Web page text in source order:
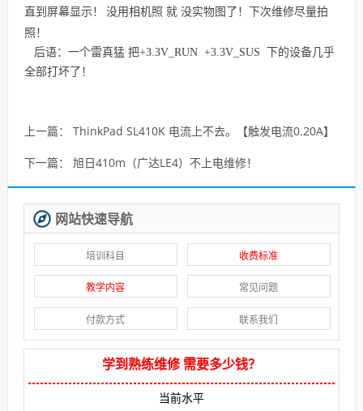
直到屏幕显示！
没用相机照 就 没实物图了！下次维修尽量拍
照！
后语：一个雷真猛 把+3.3V_RUN +3.3V_SUS 下的设备几乎
全部打坏了！
上一篇： ThinkPad SL410K 电流上不去。【触发电流0.20A】
下一篇： 旭日410m（广达LE4）不上电维修！
网站快速导航
培训科目 收费标准
教学内容 常见问题
付款方式 联系我们
学到熟练维修 需要多少钱？
当前水平